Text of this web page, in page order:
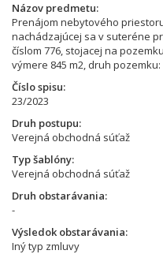
Názov predmetu
Prenájom nebytového
nachádzajúcej sa v suteréne
číslom 776, stojacej na
výmere 845 m2, druh
Číslo spisu
23/2023
Druh postupu
Verejná obchodná súťaž
Typ šablóny
Verejná obchodná súťaž
Druh obstarávania
-
Výsledok obstarávania
Iný typ zmluvy